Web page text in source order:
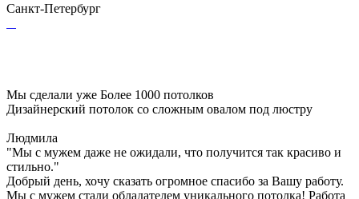
Санкт-Петербург
Мы сделали уже Более 1000 потолков
Дизайнерский потолок со сложным овалом под люстру
Людмила
"Мы с мужем даже не ожидали, что получится так красиво и
стильно."
Добрый день, хочу сказать огромное спасибо за Вашу работу.
Мы с мужем стали обладателем уникального потолка! Работа